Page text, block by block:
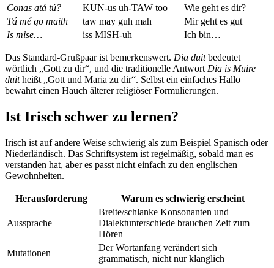
Conas atá tú?
KUN-us uh-TAW too
Wie geht es dir?
Tá mé go maith
taw may guh mah
Mir geht es gut
Is mise…
iss MISH-uh Ich bin…
Das Standard-Grußpaar ist bemerkenswert. Dia duitbedeutet
wörtlich „Gott zu dir“, und die traditionelle Antwort Dia is Muire
duitheißt „Gott und Maria zu dir“. Selbst ein einfaches Hallo
bewahrt einen Hauch älterer religiöser Formulierungen.
Ist Irisch schwer zu lernen?
Irisch ist auf andere Weise schwierig als zum Beispiel Spanisch oder
Niederländisch. Das Schriftsystem ist regelmäßig, sobald man es
verstanden hat, aber es passt nicht einfach zu den englischen
Gewohnheiten.
Herausforderung Warum es schwierig erscheint
Aussprache
Breite/schlanke Konsonanten und
Dialektunterschiede brauchen Zeit zum
Hören
Mutationen
Der Wortanfang verändert sich
grammatisch, nicht nur klanglich